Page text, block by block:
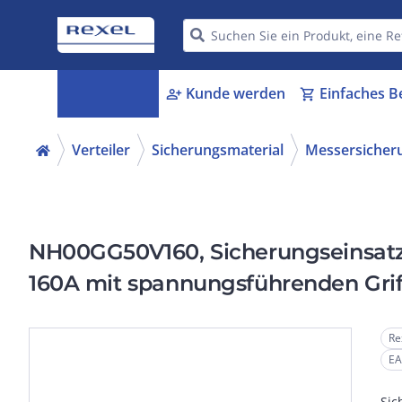
person_add Kunde werden shopping_cart Einfaches
Verteiler Sicherungsmaterial
NH00GG50V160,
160A mit spannungsführenden